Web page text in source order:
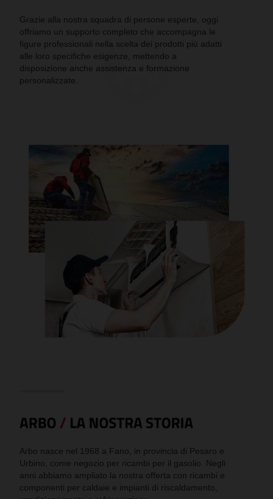
Grazie alla nostra squadra di persone esperte, oggi
offriamo un supporto completo che accompagna le
figure professionali nella scelta dei prodotti più adatti
alle loro specifiche esigenze, mettendo a
disposizione anche assistenza e formazione
personalizzate.
Arbo nasce nel 1968 a Fano, in provincia di Pesaro e
Urbino, come negozio per ricambi per il gasolio. Negli
anni abbiamo ampliato la nostra offerta con ricambi e
componenti per caldaie e impianti di riscaldamento,